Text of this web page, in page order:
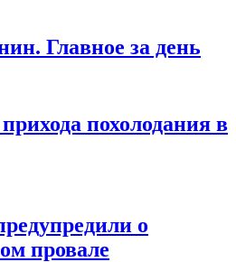
Главное за день
похолодания в
о
провале